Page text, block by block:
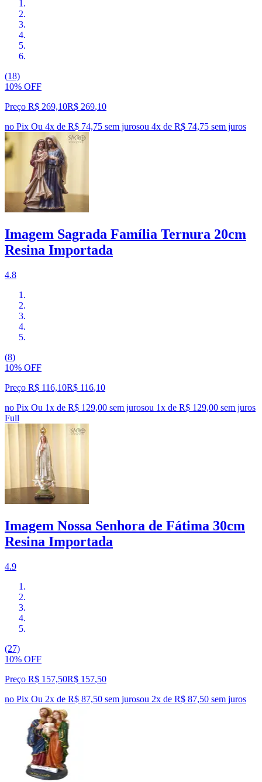
(18)
10% OFF
Preço R$ 269,10R$ 269,10
no Pix Ou 4x de R$ 74,75 sem jurosou 4x de R$ 74,75 sem juros
Imagem Sagrada Família Ternura 20cm
Resina Importada
4.8
(8)
10% OFF
Preço R$ 116,10R$ 116,10
no Pix Ou 1x de R$ 129,00 sem jurosou 1x de R$ 129,00 sem juros
Full
Imagem Nossa Senhora de Fátima 30cm
Resina Importada
4.9
(27)
10% OFF
Preço R$ 157,50R$ 157,50
no Pix Ou 2x de R$ 87,50 sem jurosou 2x de R$ 87,50 sem juros